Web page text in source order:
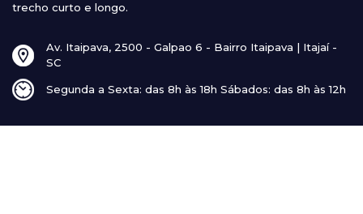
trecho curto e longo.
Av. Itaipava, 2500 - Galpao 6 - Bairro Itaipava | Itajaí -
SC
Segunda a Sexta: das 8h às 18h Sábados: das 8h às 12h